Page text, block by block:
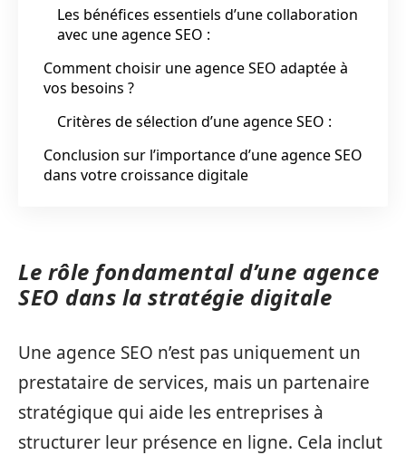
Les bénéfices essentiels d’une collaboration
avec une agence SEO :
Comment choisir une agence SEO adaptée à
vos besoins ?
Critères de sélection d’une agence SEO :
Conclusion sur l’importance d’une agence SEO
dans votre croissance digitale
Le rôle fondamental d’une agence
SEO dans la stratégie digitale
Une agence SEO n’est pas uniquement un
prestataire de services, mais un partenaire
stratégique qui aide les entreprises à
structurer leur présence en ligne. Cela inclut